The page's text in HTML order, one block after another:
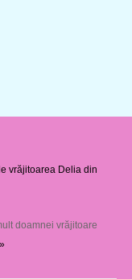
vrăjitoarea Delia din
doamnei vrăjitoare